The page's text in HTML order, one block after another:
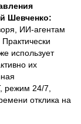
Шевченко:
ИИ-агентам
использует
их
режим 24/7,
отклика на